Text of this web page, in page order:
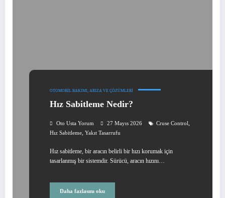
OTOMOBIL BAKIMI, ARIZA VE ÇÖZÜMLERI
Hız Sabitleme Nedir?
Oto Usta Yorum 27 Mayıs 2026 Cruse Control,
Hız Sabitleme, Yakıt Tasarrufu
Hız sabitleme, bir aracın belirli bir hızı korumak için
tasarlanmış bir sistemdir. Sürücü, aracın hızını…
Daha fazlasını oku